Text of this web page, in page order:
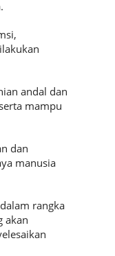
andal dan
mampu
dan
manusia
rangka
akan